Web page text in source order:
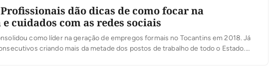
dão dicas de como focar na
cuidados com as redes sociais
como líder na geração de empregos formais no Tocantins em 2018. Já
criando mais da metade dos postos de trabalho de todo o Estado.